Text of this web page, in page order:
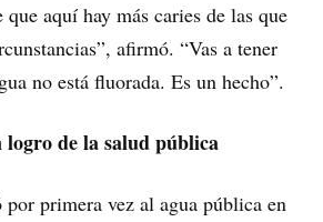
que aquí hay más caries de las que
afirmó. “Vas a tener
no está fluorada. Es un hecho”.
de la salud pública
primera vez al agua pública en